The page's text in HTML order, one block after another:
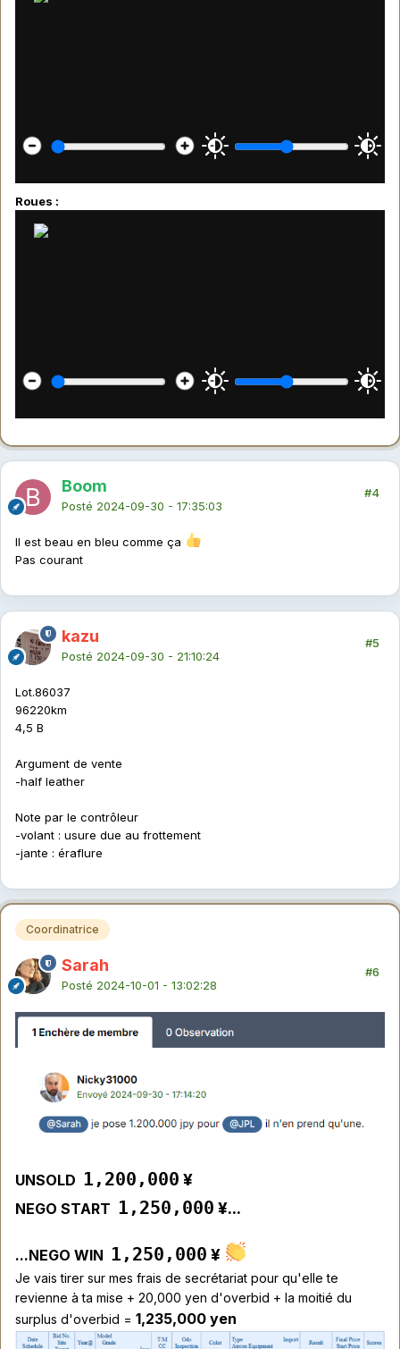
Roues :
Boom
Posté 2024-09-30 - 17:35:03
#4
Il est beau en bleu comme ça
Pas courant
kazu
Posté 2024-09-30 - 21:10:24
#5
Lot.86037
96220km
4,5 B
Argument de vente
-half leather
Note par le contrôleur
-volant : usure due au frottement
-jante : éraflure
Coordinatrice
Sarah
Posté 2024-10-01 - 13:02:28
#6
UNSOLD 1,200 ,000 ¥
NEGO START 1,250 ,000 ¥...
...NEGO WIN 1,250 ,000 ¥
Je vais tirer sur mes frais de secrétariat pour qu'elle te
revienne à ta mise + 20,000 yen d'overbid + la moitié du
surplus d'overbid = 1,235,000 yen